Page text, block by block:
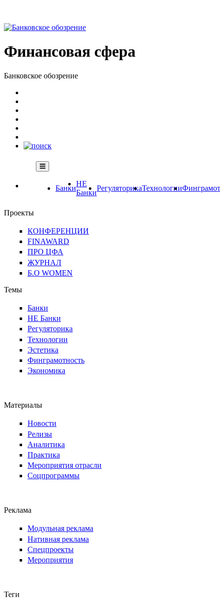
Финансовая сфера
Банковское обозрение
Банки
НЕ
Банки
РегуляторикаТехнологии
Проекты
КОНФЕРЕНЦИИ
FINAWARD
ПРО ЦФА
ЖУРНАЛ
Б.О WOMEN
Темы
Банки
НЕ Банки
Регуляторика
Технологии
Эстетика
Финграмотность
Экономика
Материалы
Новости
Релизы
Аналитика
Практика
Мероприятия отрасли
Соцпрограммы
Реклама
Модульная реклама
Нативная реклама
Спецпроекты
Мероприятия
Теги